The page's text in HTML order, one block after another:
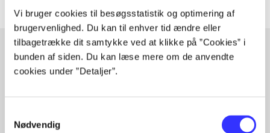
Vi bruger cookies til besøgsstatistik og optimering af
brugervenlighed. Du kan til enhver tid ændre eller
tilbagetrække dit samtykke ved at klikke på ”Cookies” i
bunden af siden. Du kan læse mere om de anvendte
cookies under ”Detaljer”.
Nødvendig
Artikler med samme emner